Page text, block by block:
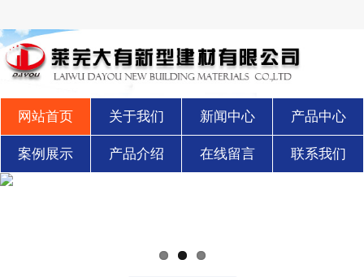
网站首页 关于我们 新闻中心 产品中心
案例展示 产品介绍 在线留言 联系我们